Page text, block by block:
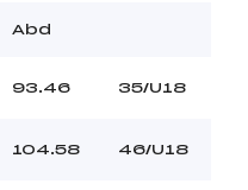
Abd
93.46 35/U18
104.58 46/U18